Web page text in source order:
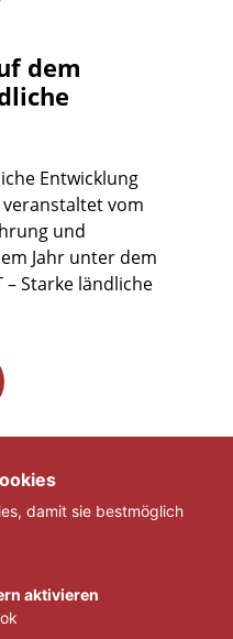
dem
Entwicklung
veranstaltet vom
und
Jahr unter dem
– Starke ländliche
... 29 »
damit sie bestmöglich
aktivieren